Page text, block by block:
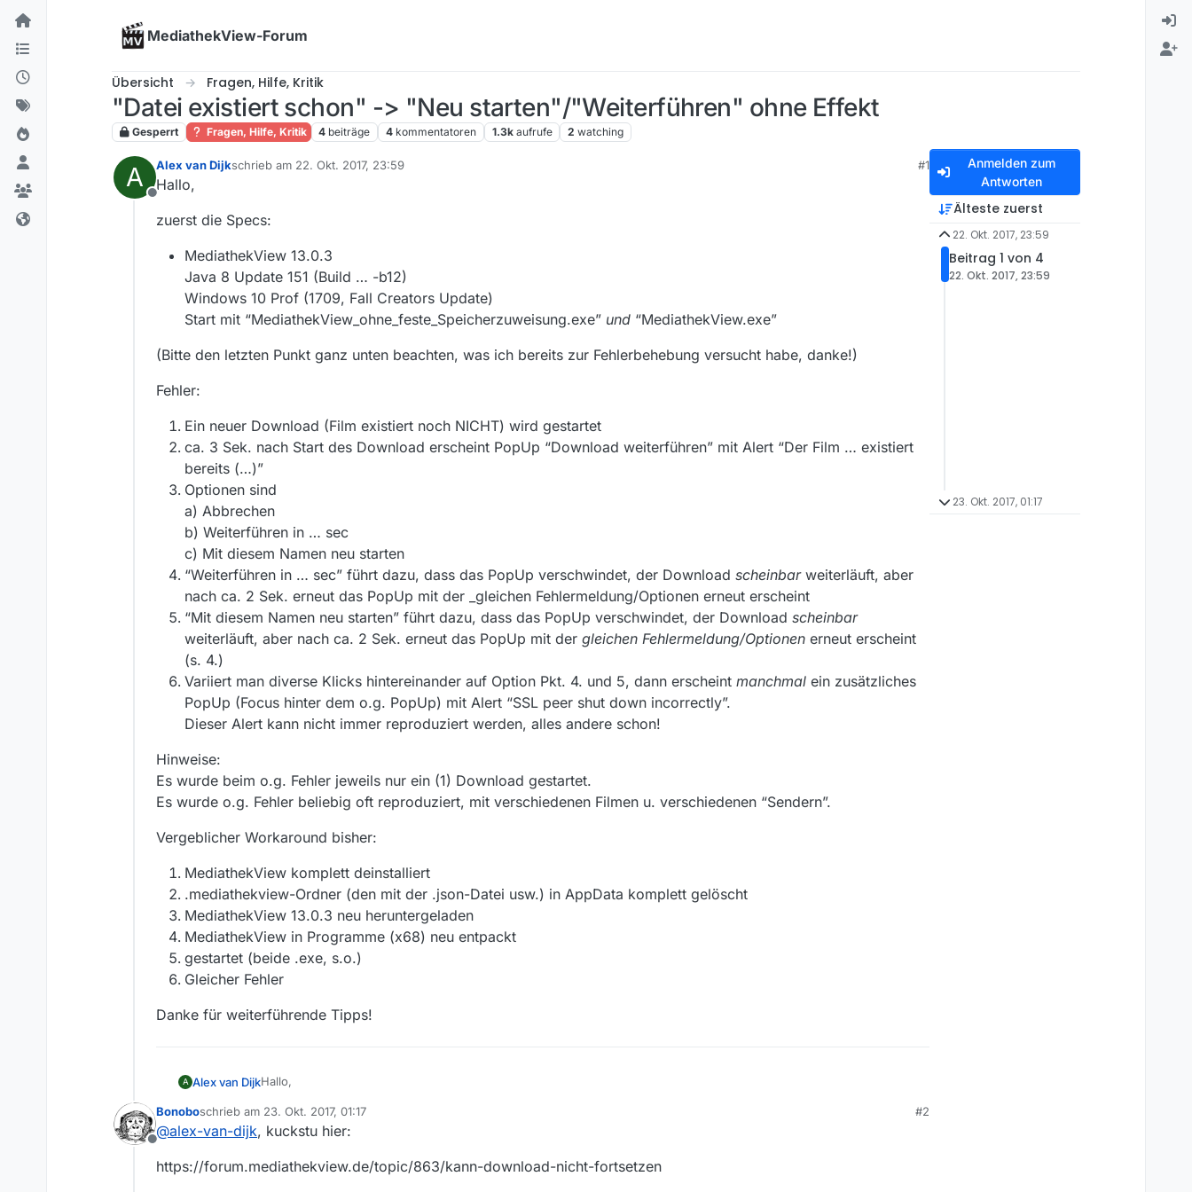
Skip to content
MediathekView-Forum
Übersicht Fragen, Hilfe, Kritik
"Datei existiert schon" -> "Neu starten"/"Weiterführen" ohne Effekt
Gesperrt Fragen, Hilfe, Kritik 4 beiträge 4 kommentatoren 1.3k aufrufe 2 watching
A
Offline
Alex van Dijkschrieb am 22. Okt. 2017, 23:59
zuletzt editiert von
#1
Hallo,
zuerst die Specs:
MediathekView 13.0.3
Java 8 Update 151 (Build … -b12)
Windows 10 Prof (1709, Fall Creators Update)
Start mit “MediathekView_ohne_feste_Speicherzuweisung.exe” und “MediathekView.exe”
(Bitte den letzten Punkt ganz unten beachten, was ich bereits zur Fehlerbehebung versucht habe, danke!)
Fehler:
Ein neuer Download (Film existiert noch NICHT) wird gestartet
ca. 3 Sek. nach Start des Download erscheint PopUp “Download weiterführen” mit Alert “Der Film … existiert
bereits (…)”
Optionen sind
a) Abbrechen
b) Weiterführen in … sec
c) Mit diesem Namen neu starten
“Weiterführen in … sec” führt dazu, dass das PopUp verschwindet, der Download scheinbarweiterläuft, aber
nach ca. 2 Sek. erneut das PopUp mit der _gleichen Fehlermeldung/Optionen erneut erscheint
“Mit diesem Namen neu starten” führt dazu, dass das PopUp verschwindet, der Download scheinbar
weiterläuft, aber nach ca. 2 Sek. erneut das PopUp mit der gleichen Fehlermeldung/Optionen erneut erscheint
(s. 4.)
Variiert man diverse Klicks hintereinander auf Option Pkt. 4. und 5, dann erscheint manchmal ein zusätzliches
PopUp (Focus hinter dem o.g. PopUp) mit Alert “SSL peer shut down incorrectly”.
Dieser Alert kann nicht immer reproduziert werden, alles andere schon!
Hinweise:
Es wurde beim o.g. Fehler jeweils nur ein (1) Download gestartet.
Es wurde o.g. Fehler beliebig oft reproduziert, mit verschiedenen Filmen u. verschiedenen “Sendern”.
Vergeblicher Workaround bisher:
MediathekView komplett deinstalliert
.mediathekview-Ordner (den mit der .json-Datei usw.) in AppData komplett gelöscht
MediathekView 13.0.3 neu heruntergeladen
MediathekView in Programme (x68) neu entpackt
gestartet (beide .exe, s.o.)
Gleicher Fehler
Danke für weiterführende Tipps!
A Alex van DijkHallo,
zuerst die Specs:
Java 8 Update 151 (Build … -b12)
(Bitte den letzten Punkt ganz unten beachten, was ich bereits zur Fehlerbehebung versucht habe, danke!)
Offline
Bonoboschrieb am 23. Okt. 2017, 01:17
zuletzt editiert von
#2
@alex-van-dijk, kuckstu hier:
https://forum.mediathekview.de/topic/863/kann-download-nicht-fortsetzen
Anmelden zum
Antworten
Älteste zuerst
22. Okt. 2017, 23:59
Beitrag 1 von 4
22. Okt. 2017, 23:59
23. Okt. 2017, 01:17